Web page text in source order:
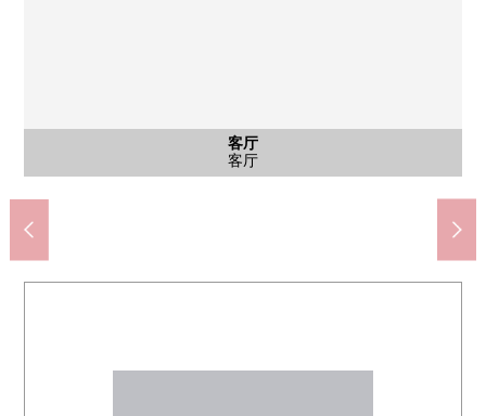
客厅
客厅
外观
外观
客厅
客厅
客厅
客厅
客厅
客厅
室内
客厅
室内
居室
厕所
厕所
洗脸
洗脸
公共汽车
公共汽车
厨房
厨房
厨房
厨房
室内
室内
室内
室内
门口
门口
室内
走廊
其他当地
院子
入口
入口
入口
入口
外观
外观
风景
风景
入口
入口
入口
入口
入口
入口
入口
入口
院子
院子
入口
入口
入口
入口
入口
入口
阳台
阳台
矢川站(JR东日本南武线)(约560m)
步行7分钟
国立市立国立第2小学(约750m)
国立市立国立第2中学(约270m)
按照7-Eleven国立学园商店(约200m)
甚至食品市场来按照国立樱花商店(约300m)
WELPARK药房国立矢川商店(约500m)
ina21国立矢川站前店(约550m)